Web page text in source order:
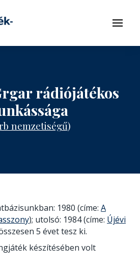
Menü
rádiójátékos
nemzetiségű)
1980 (címe: A
); utolsó: 1984 (címe: Újévi
5 évet tesz ki.
készítésében volt